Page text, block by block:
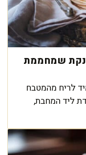
שמחממת
לריח מהמטבח
ליד המחבת,